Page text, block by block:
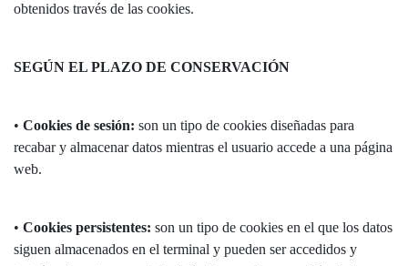
obtenidos través de las cookies.
SEGÚN EL PLAZO DE CONSERVACIÓN
• Cookies de sesión: son un tipo de cookies diseñadas para
recabar y almacenar datos mientras el usuario accede a una página
web.
• Cookies persistentes: son un tipo de cookies en el que los datos
siguen almacenados en el terminal y pueden ser accedidos y